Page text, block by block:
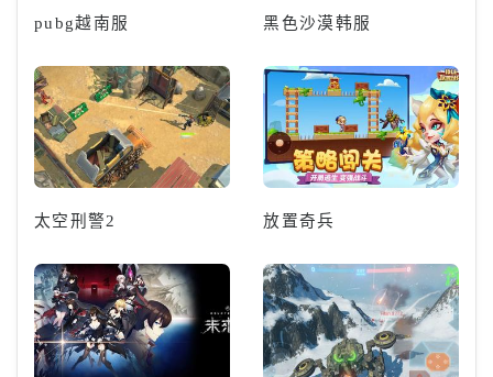
pubg越南服 黑色沙漠韩服
太空刑警2 放置奇兵